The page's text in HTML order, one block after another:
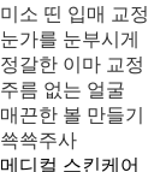
미소 띤 입매 교정
눈가를 눈부시게
정갈한 이마 교정
주름 없는 얼굴
매끈한 볼 만들기
쑉쑉주사
메디컬 스킨케어